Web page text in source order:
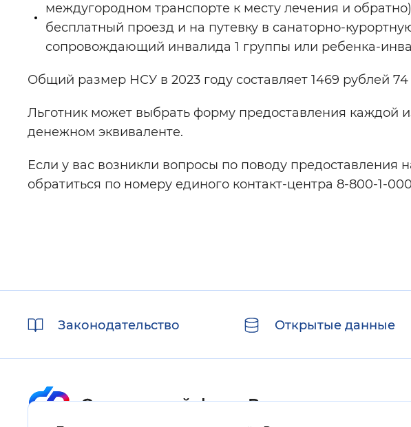
междугородном транспорте к месту лечения и
бесплатный проезд и на путевку в санаторно-
сопровождающий инвалида 1 группы или ребенка-
Общий размер НСУ в 2023 году составляет 1469 рублей
Льготник может выбрать форму предоставления каждой
денежном эквиваленте.
Если у вас возникли вопросы по поводу предоставления
обратиться по номеру единого контакт-центра 8-800-1-
ссылкиЗаконодательство Открытые данные